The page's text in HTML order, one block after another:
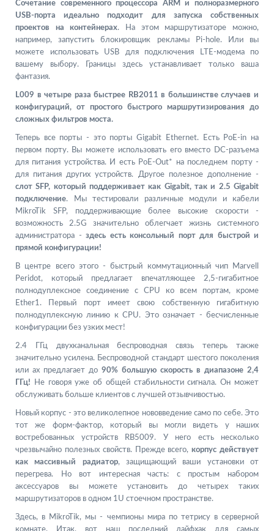
Сочетание современного процессора ARM и полноразмерного
USB-порта идеально подходит для запуска собственных
проектов на контейнерах. На этом маршрутизаторе можно,
например, запустить блокировщик рекламы Pi-hole. Или вы
можете использовать USB для подключения LTE-модема по
вашему выбору. Границы здесь устанавливает только ваша
фантазия.
L009 в четыре раза быстрее RB2011 в большинстве случаев и
конфигураций, от простого быстрого маршрутизирования до
сложных фильтров моста.
Теперь все порты - это порты Gigabit Ethernet. Есть PoE-in на
первом порту. Вы можете использовать его вместо DC-разъема
для питания устройства. И есть PoE-Out* на последнем порту -
для питания других устройств. Другое полезное дополнение -
слот SFP, который поддерживает как Gigabit, так и 2.5 Gigabit
подключение. Мы тестировали различные модули и кабели
MikroTik SFP, поддерживающие более высокие скорости -
возможность 2.5G значительно облегчает жизнь системного
администратора - здесь есть консольный порт для быстрой и
прямой конфигурации!
В центре всего этого - быстрый коммутационный чип Marvell
Peridot, который предлагает впечатляющее 2,5-гигабитное
полнодуплексное соединение с CPU ко всем портам, кроме
Ether1. Первый порт имеет свою собственную гигабитную
полнодуплексную линию к CPU. Это означает - бесчисленные
конфигурации без узких мест!
2.4 ГГц двухканальная беспроводная связь теперь также
значительно усилена. Беспроводной стандарт шестого поколения
или ax предлагает до 90% большую скорость в диапазоне 2,4
ГГц! Не говоря уже об общей стабильности сигнала. Он может
обслуживать больше клиентов с лучшей отзывчивостью.
Новый корпус - это великолепное нововведение само по себе. Это
тот же форм-фактор, который вы могли видеть у наших
востребованных устройств RB5009. У него есть несколько
чрезвычайно полезных свойств. Прежде всего,корпус действует
как массивный радиатор, защищающий ваши установки от
перегрева. Но вот интересная часть: с простым набором
аксессуаров вы можете установить до четырех таких
маршрутизаторов в одном 1U стоечном пространстве.
Здесь, в MikroTik, мы - чемпионы мира по тетрису в серверной